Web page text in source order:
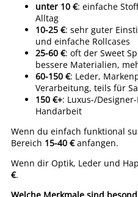
unter 10 €: einfache
Alltag
10-25 €: sehr guter
und einfache Rollcases
25-60 €: oft der Sweet
bessere Materialien,
60-150 €: Leder,
Verarbeitung, teils für
150 €+: Luxus-/
Handarbeit
Wenn du einfach funktional
Bereich 15-40 €anfangen.
Wenn dir Optik, Leder und
€.